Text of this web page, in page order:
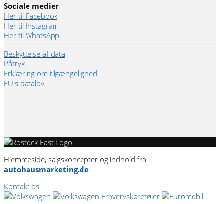
Sociale medier
Her til Facebook
Her til Instagram
Her til WhatsApp
Beskyttelse af data
Påtryk
Erklæring om tilgængelighed
EU's datalov
Hjemmeside, salgskoncepter og indhold fra
autohausmarketing.de
Kontakt os